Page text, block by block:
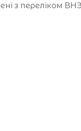
з переліком